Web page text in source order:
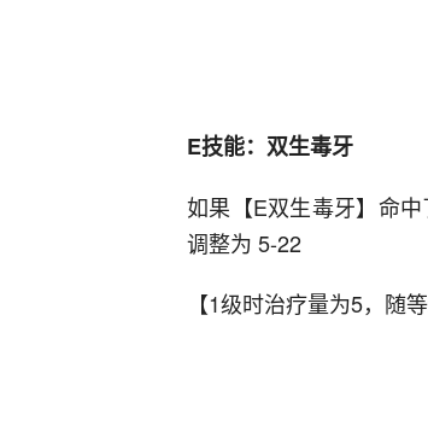
E技能：双生毒牙
如果【E双生毒牙】命
调整为 5-22
【1级时治疗量为5，随